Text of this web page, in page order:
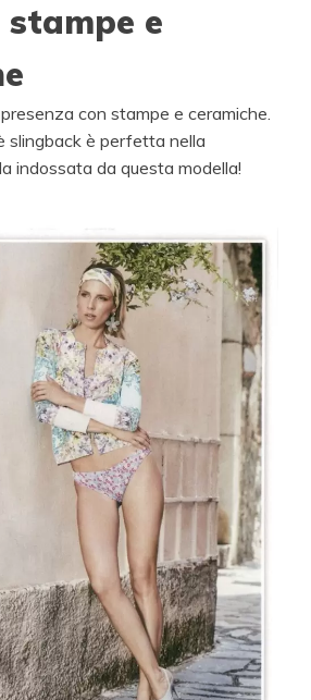
stampe e
con stampe e ceramiche.
slingback è perfetta nella
indossata da questa modella!